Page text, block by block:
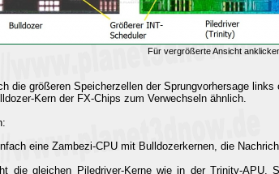
Für vergrößerte Ansicht
die größeren Speicherzellen der Sprungvorhersage
Kern der FX-Chips zum Verwechseln ähnlich.
eine Zambezi-CPU mit Bulldozerkernen, die
die gleichen Piledriver-Kerne wie in der Trinity-APU.